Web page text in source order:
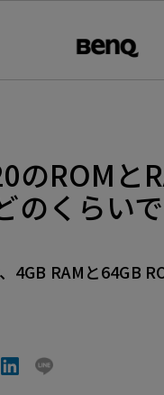
のROMと
のくらい
4GB RAMと64GB